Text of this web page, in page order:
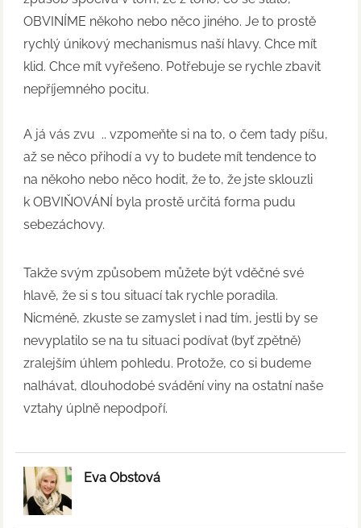
OBVINÍME někoho nebo něco jiného. Je to prostě
rychlý únikový mechanismus naší hlavy. Chce mít
klid. Chce mít vyřešeno. Potřebuje se rychle zbavit
nepříjemného pocitu.
A já vás zvu .. vzpomeňte si na to, o čem tady píšu,
až se něco přihodí a vy to budete mít tendence to
na někoho nebo něco hodit, že to, že jste sklouzli
k OBVIŇOVÁNÍ byla prostě určitá forma pudu
sebezáchovy.
Takže svým způsobem můžete být vděčné své
hlavě, že si s tou situací tak rychle poradila.
Nicméně, zkuste se zamyslet i nad tím, jestli by se
nevyplatilo se na tu situaci podívat (byť zpětně)
zralejším úhlem pohledu. Protože, co si budeme
nalhávat, dlouhodobé svádění viny na ostatní naše
vztahy úplně nepodpoří.
Eva Obstová